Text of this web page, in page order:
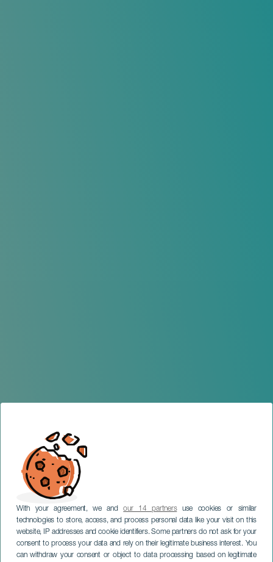
With your agreement, we andour 14 partnersuse cookies or similar
technologies to store, access, and process personal data like your visit on this
website, IP addresses and cookie identifiers. Some partners do not ask for your
consent to process your data and rely on their legitimate business interest. You
can withdraw your consent or object to data processing based on legitimate